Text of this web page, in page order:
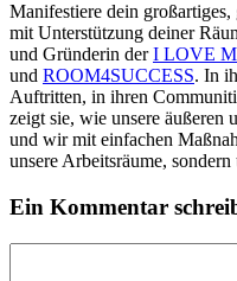
Manifestiere dein
mit Unterstützung deiner
und Gründerin derI LOVE
und ROOM4SUCCESS. In
Auftritten, in ihren
zeigt sie, wie unsere äußeren
und wir mit einfachen
unsere Arbeitsräume,
Ein Kommentar